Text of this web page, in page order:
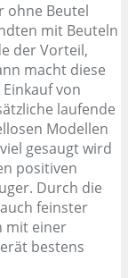
ohne Beutel
mit Beuteln
der Vorteil,
macht diese
von
laufende
Modellen
gesaugt wird
positiven
Durch die
feinster
mit einer
bestens